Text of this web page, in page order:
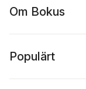
Om Bokus
Populärt